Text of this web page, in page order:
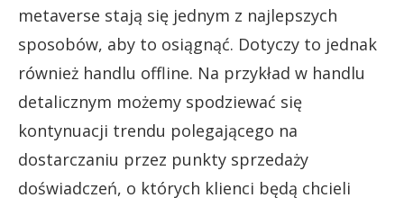
metaverse stają się jednym z najlepszych
sposobów, aby to osiągnąć. Dotyczy to jednak
również handlu offline. Na przykład w handlu
detalicznym możemy spodziewać się
kontynuacji trendu polegającego na
dostarczaniu przez punkty sprzedaży
doświadczeń, o których klienci będą chcieli